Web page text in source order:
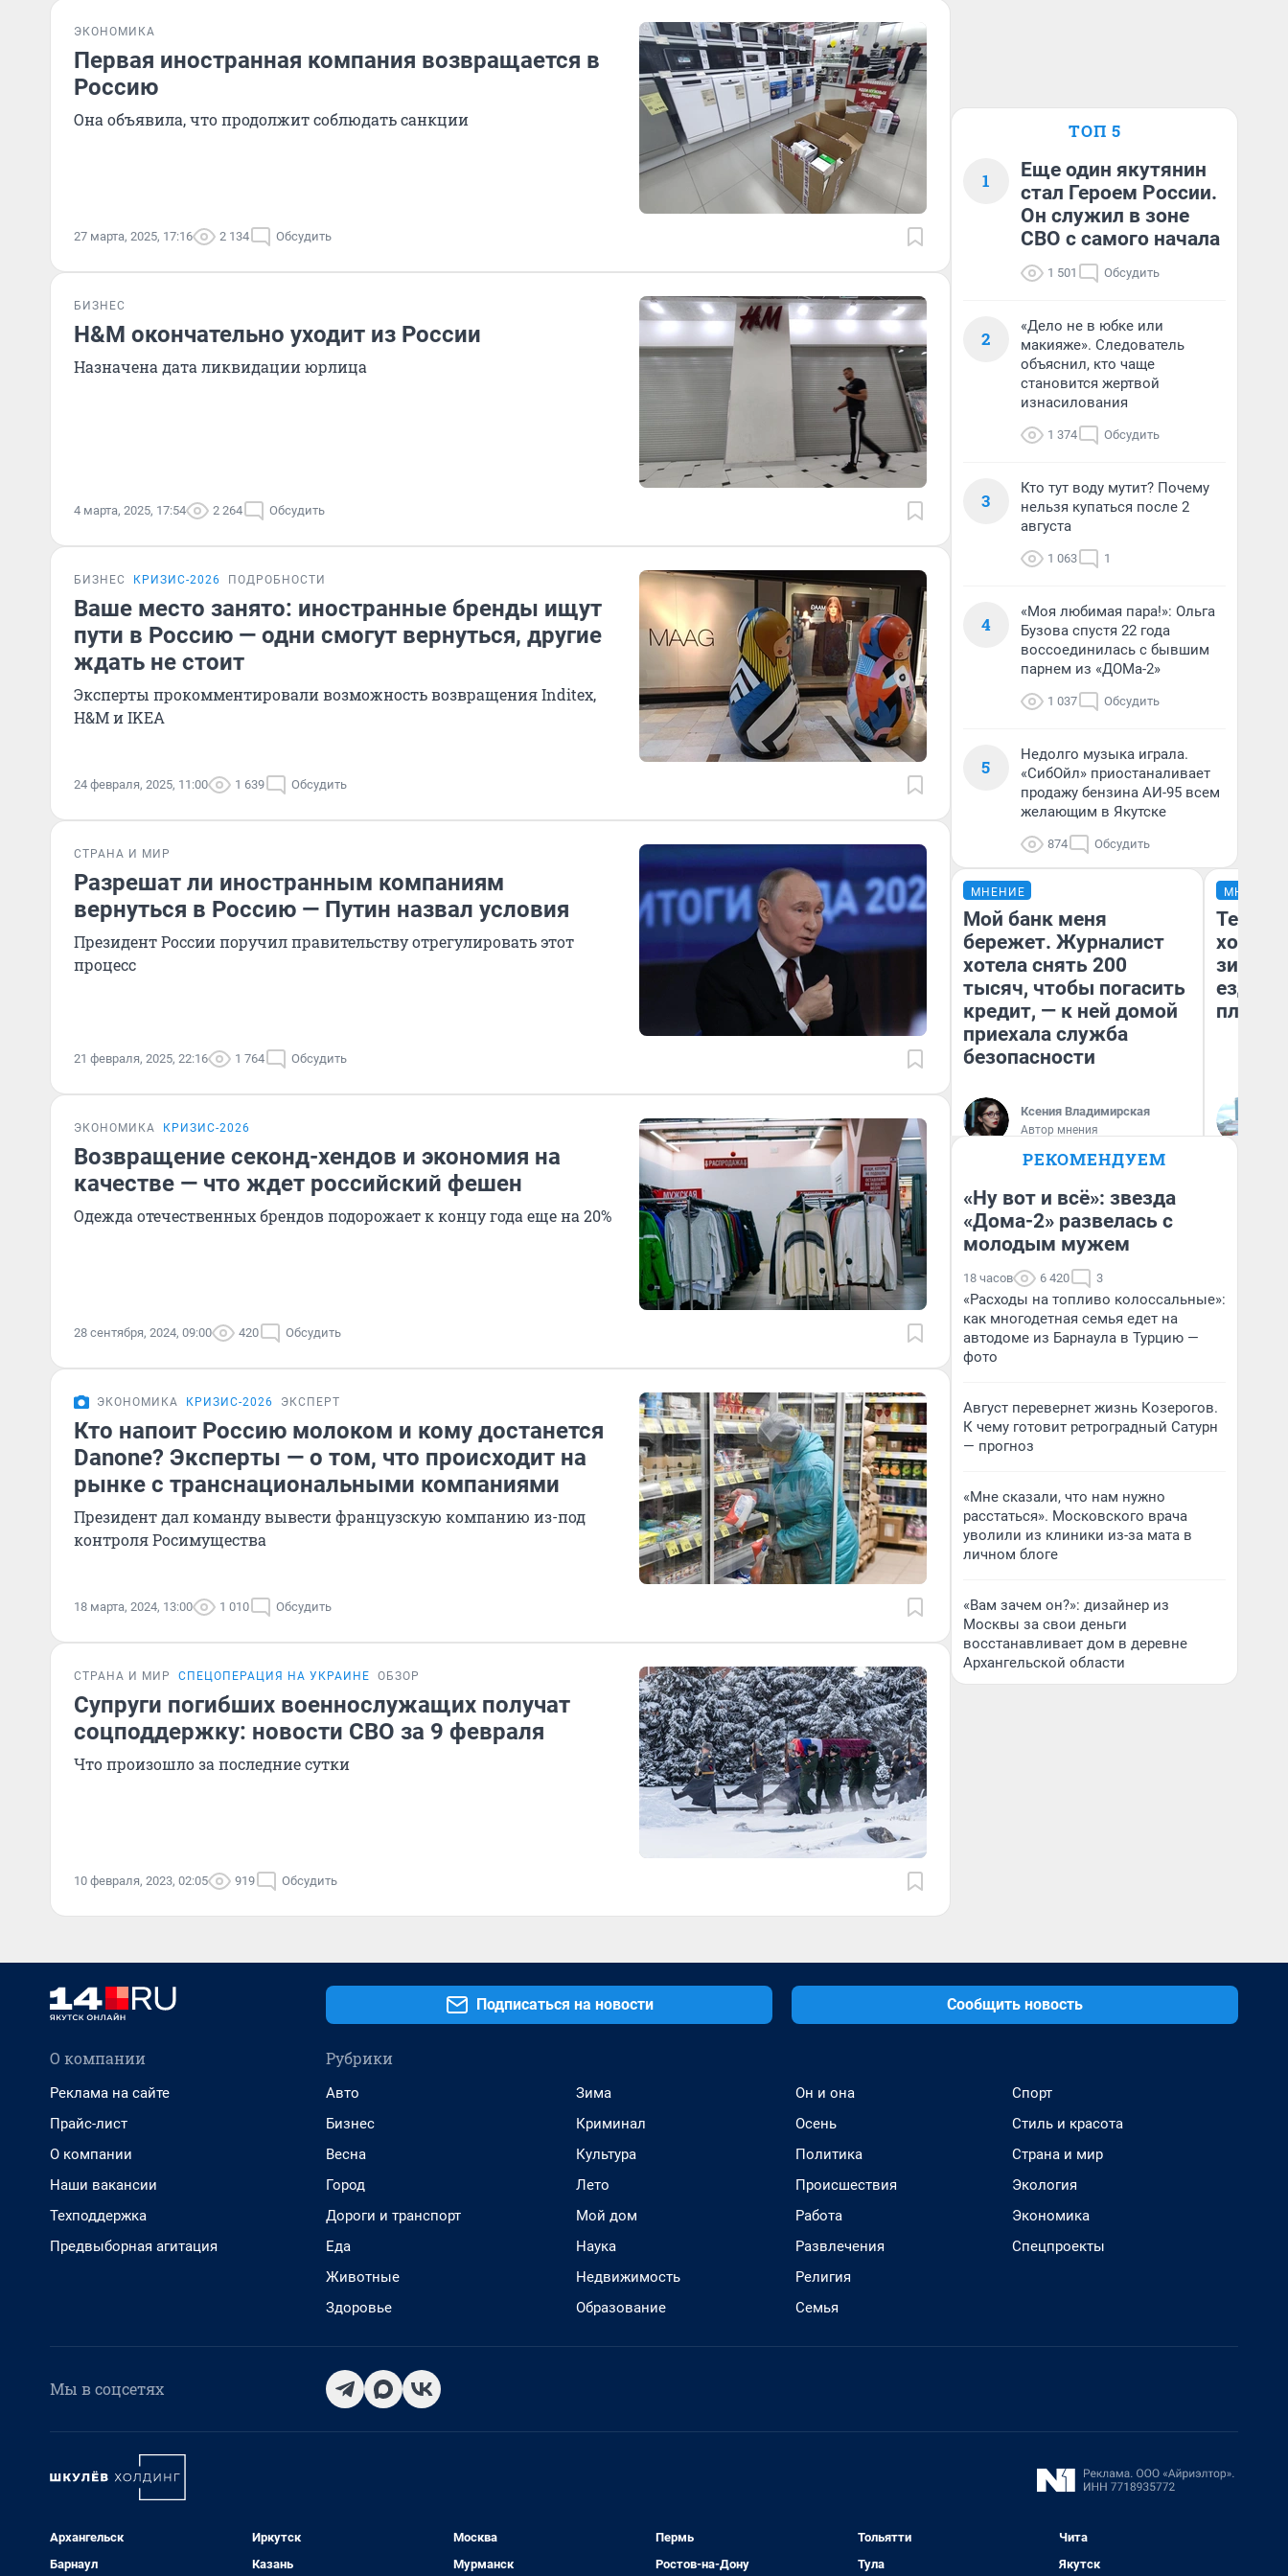
ЭКОНОМИКА
Первая иностранная компания возвращается в
Россию
Она объявила, что продолжит соблюдать санкции
27 марта, 2025, 17:16 2 134 Обсудить
БИЗНЕС
H&M окончательно уходит из России
Назначена дата ликвидации юрлица
4 марта, 2025, 17:54 2 264 Обсудить
БИЗНЕС КРИЗИС-2026 ПОДРОБНОСТИ
Ваше место занято: иностранные бренды ищут
пути в Россию — одни смогут вернуться, другие
ждать не стоит
Эксперты прокомментировали возможность возвращения Inditex,
H&M и IKEA
24 февраля, 2025, 11:00 1 639 Обсудить
СТРАНА И МИР
Разрешат ли иностранным компаниям
вернуться в Россию — Путин назвал условия
Президент России поручил правительству отрегулировать этот
процесс
21 февраля, 2025, 22:16 1 764 Обсудить
ЭКОНОМИКА КРИЗИС-2026
Возвращение секонд-хендов и экономия на
качестве — что ждет российский фешен
Одежда отечественных брендов подорожает к концу года еще на 20%
28 сентября, 2024, 09:00 420 Обсудить
ЭКОНОМИКА КРИЗИС-2026 ЭКСПЕРТ
Кто напоит Россию молоком и кому достанется
Danone? Эксперты — о том, что происходит на
рынке с транснациональными компаниями
Президент дал команду вывести французскую компанию из-под
контроля Росимущества
18 марта, 2024, 13:00 1 010 Обсудить
СТРАНА И МИР СПЕЦОПЕРАЦИЯ НА УКРАИНЕ ОБЗОР
Супруги погибших военнослужащих получат
соцподдержку: новости СВО за 9 февраля
Что произошло за последние сутки
10 февраля, 2023, 02:05 919 Обсудить
ТОП 5
1
Еще один якутянин
стал Героем России.
Он служил в зоне
СВО с самого начала
1 501 Обсудить
2
«Дело не в юбке или
макияже». Следователь
объяснил, кто чаще
становится жертвой
изнасилования
1 374 Обсудить
3
Кто тут воду мутит? Почему
нельзя купаться после 2
августа
1 063 1
4
«Моя любимая пара!»: Ольга
Бузова спустя 22 года
воссоединилась с бывшим
парнем из «ДОМа-2»
1 037 Обсудить
5
Недолго музыка играла.
«СибОйл» приостаналивает
продажу бензина АИ-95 всем
желающим в Якутске
874 Обсудить
МНЕНИЕ
Мой банк меня
бережет. Журналист
хотела снять 200
тысяч, чтобы погасить
кредит, — к ней домой
приехала служба
безопасности
Ксения Владимирская
Автор мнения
МНЕНИЕ
Тепло
зимой.
ездит
плюсы
РЕКОМЕНДУЕМ
«Ну вот и всё»: звезда
«Дома-2» развелась с
молодым мужем
18 часов 6 420 3
«Расходы на топливо колоссальные»:
как многодетная семья едет на
автодоме из Барнаула в Турцию —
фото
Август перевернет жизнь Козерогов.
К чему готовит ретроградный Сатурн
— прогноз
«Мне сказали, что нам нужно
расстаться». Московского врача
уволили из клиники из-за мата в
личном блоге
«Вам зачем он?»: дизайнер из
Москвы за свои деньги
восстанавливает дом в деревне
Архангельской области
Подписаться на новости Сообщить новость
О компании
Реклама на сайте
Прайс-лист
О компании
Наши вакансии
Техподдержка
Предвыборная агитация
Рубрики
Авто
Бизнес
Весна
Город
Дороги и транспорт
Еда
Животные
Здоровье
Зима
Криминал
Культура
Лето
Мой дом
Наука
Недвижимость
Образование
Он и она
Осень
Политика
Происшествия
Работа
Развлечения
Религия
Семья
Спорт
Стиль и красота
Страна и мир
Экология
Экономика
Спецпроекты
Мы в соцсетях
Архангельск
Барнаул
Иркутск
Казань
Москва
Мурманск
Пермь
Ростов-на-Дону
Тольятти
Тула
Чита
Якутск